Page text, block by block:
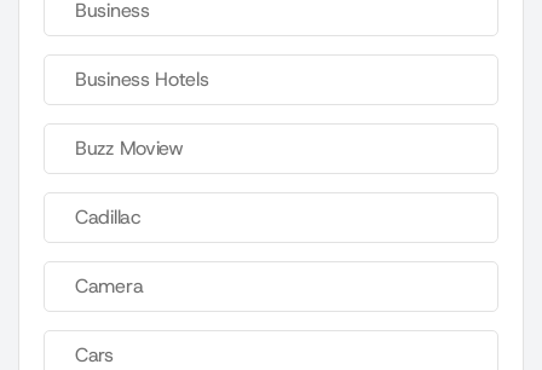
Business
Business Hotels
Buzz Moview
Cadillac
Camera
Cars